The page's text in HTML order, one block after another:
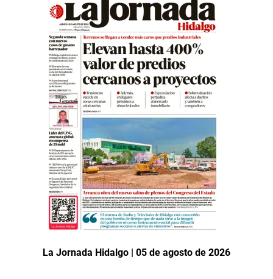
La Jornada Hidalgo | 05 de agosto de 2026